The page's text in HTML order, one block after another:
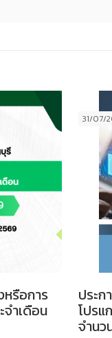
รือการ
ำเดือน
31/07/
ประก
โปรแ
จำนว